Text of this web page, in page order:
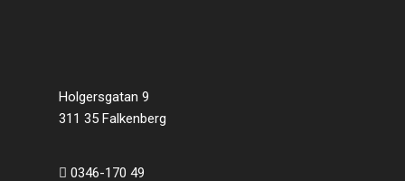
Holgersgatan 9
311 35 Falkenberg
0346-170 49